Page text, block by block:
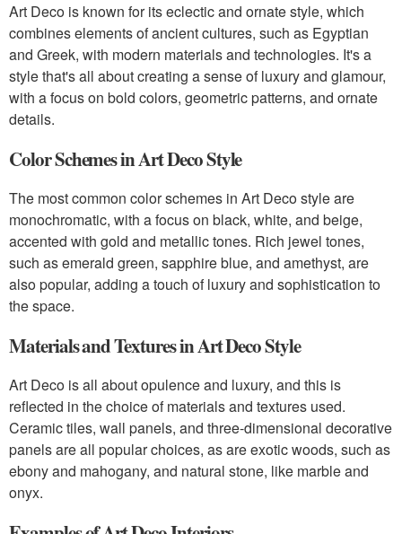
Art Deco is known for its eclectic and ornate style, which
combines elements of ancient cultures, such as Egyptian
and Greek, with modern materials and technologies. It's a
style that's all about creating a sense of luxury and glamour,
with a focus on bold colors, geometric patterns, and ornate
details.
Color Schemes in Art Deco Style
The most common color schemes in Art Deco style are
monochromatic, with a focus on black, white, and beige,
accented with gold and metallic tones. Rich jewel tones,
such as emerald green, sapphire blue, and amethyst, are
also popular, adding a touch of luxury and sophistication to
the space.
Materials and Textures in Art Deco Style
Art Deco is all about opulence and luxury, and this is
reflected in the choice of materials and textures used.
Ceramic tiles, wall panels, and three-dimensional decorative
panels are all popular choices, as are exotic woods, such as
ebony and mahogany, and natural stone, like marble and
onyx.